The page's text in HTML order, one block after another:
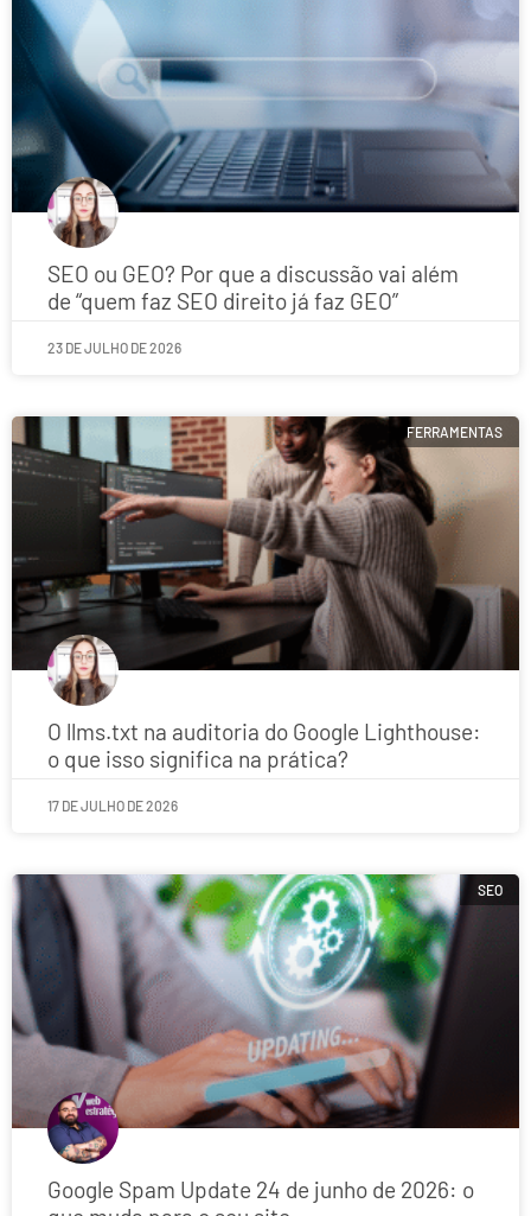
SEO ou GEO? Por que a discussão vai além
de “quem faz SEO direito já faz GEO”
23 DE JULHO DE 2026
FERRAMENTAS
O llms.txt na auditoria do Google Lighthouse:
o que isso significa na prática?
17 DE JULHO DE 2026
SEO
Google Spam Update 24 de junho de 2026: o